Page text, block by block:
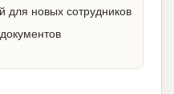
для новых сотрудников